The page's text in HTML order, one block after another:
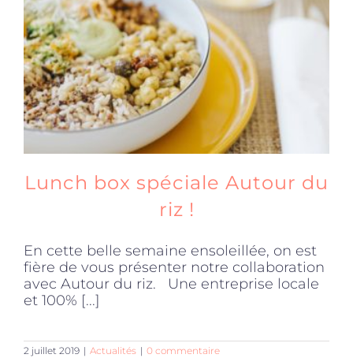
Produits sains
Click and collect
Traiteur
Accessoires
Offres
Lunch box spéciale Autour du
riz !
En cette belle semaine ensoleillée, on est
fière de vous présenter notre collaboration
avec Autour du riz. Une entreprise locale
et 100% [...]
2 juillet 2019 | Actualités | 0 commentaire